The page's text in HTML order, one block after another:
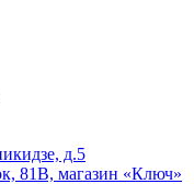
д.5
81В, магазин «Ключ»